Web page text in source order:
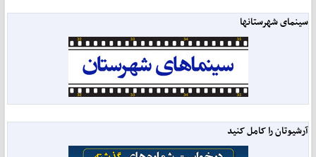
سینمای شهرستانها
آرشیوتان را کامل کنید